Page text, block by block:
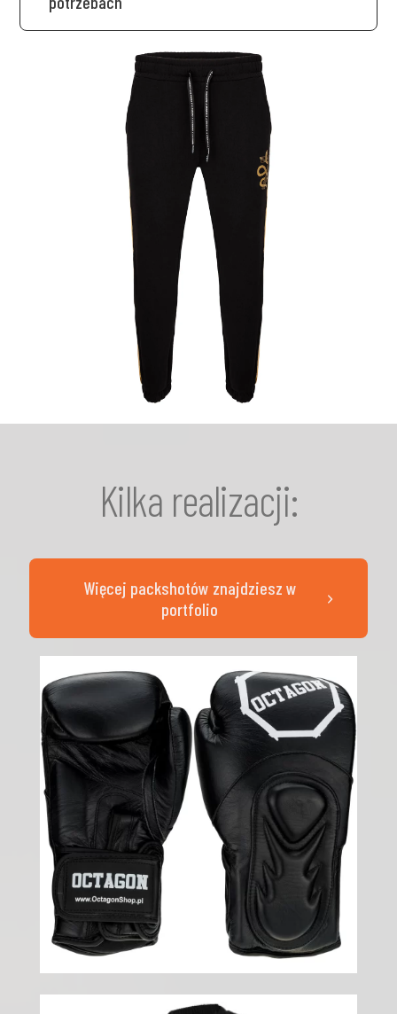
Kilka realizacji:
Więcej packshotów znajdziesz w
portfolio